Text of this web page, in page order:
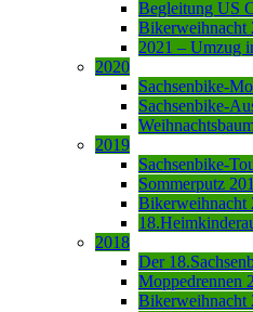
Begleitung US
Bikerweihnacht
2021 – Umzug
2020
Sachsenbike-
Sachsenbike-
2019
Sachsenbike-
Sommerputz
Bikerweihnacht
2018
Der
Moppedrennen
Bikerweihnacht